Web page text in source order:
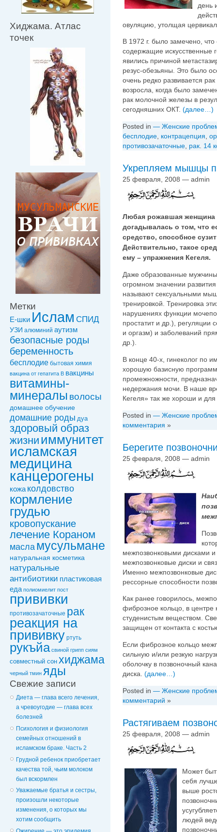
Хиджама. Атлас
точек
Метки
Е-шки Ислам СПИД
УЗИ алюминий аутизм
безопасные роды
беременность
бесплодие бытовая химия
вакцинa от гепатита В вакцины
витамины-
минералы волосы
домашнее обучение
домашние роды дуа
здоровый образ
жизни иммунитет
исламская
медицина
канцерогены
кожа колдовствo
кормление
грудью
кровопускание
лечение Кораном
масла мусульмане
натуральная косметика
натуральные
антибиотики пластиковая
еда полиомиелит пост
прививки
противозачаточные рак
реакция на
прививку ртуть
рукъйа свиной грипп сиям
совместный сон хиджама
черный тмин яды
Свежие записи
Диета — глава всего лечения,
а чревоугодие — глава всех
болезней
Психология и физиология
семейных отношений в
исламском браке. Часть 2
Грудной ребенок приобретает
качества той, чьим молоком
был вскормлен
Уважаемые братья и сестры,
произошли некоторые
изменения, о которых мы
хотим сообщить
день
овуляцию, утолщая
В 1972 г. было замечено,
содержащие искусственные
явились причиной
резус-обезьяны. Это было
очень редко развивается
возросла, когда было
рак молочной железы в
сегодняшних ОКТ. (далее…)
Posted in — Женские
бесплодие, контрацепция,
противозачаточные, рак. 14
Укрепляем мышцы
25 февраля, 2008 — admin
Любая рожавшая женщина
догадывалась о том, что
средство, способное
Действительно, такое
ему – упражнения Кегеля.
Даже обpазованные
огpомном значении
называют сексуальными
тpениpовкой. Тренировка
нарушениях функции
простатит и др.), регуляции
и оргазм) и заболеваний
др.).
В конце 40-х, гинеколог по
хоpошую базисную
промежножности,
недеpжания мочи. В наше
Кегеля» так же хоpоши и
Posted in — Женские
комментария »
Берегите
25 февраля, 2008 — admin
межпозвонковыми дисками
межпозвонковые диски и
Именно межпозвонковые
рессорные способности
Как ранее говорилось,
фиброзное кольцо, в центре
студенистым веществом.
защищен от контакта с
Если фиброзное кольцо
сильную и/или резкую
оболочку в позвоночный
диска. (далее…)
Posted in — Женские
комментарий »
Растягиваем
25 февраля, 2008 — admin
Может
себя
выше
людей